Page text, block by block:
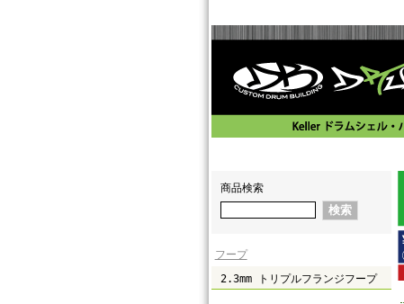
商品検索
フープ
2.3mm トリプルフランジフープ